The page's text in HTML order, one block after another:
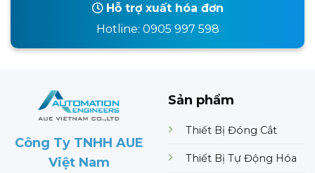
Hỗ trợ xuất hóa đơn
Hotline: 0905 997 598
Công Ty TNHH AUE
Việt Nam
Sản phẩm
Thiết Bị Đóng Cắt
Thiết Bị Tự Động Hóa